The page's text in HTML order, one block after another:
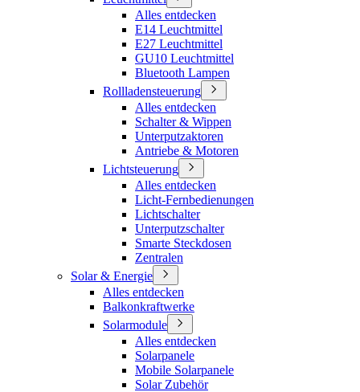
Alles entdecken
E14 Leuchtmittel
E27 Leuchtmittel
GU10 Leuchtmittel
Bluetooth Lampen
Rollladensteuerung
Alles entdecken
Schalter & Wippen
Unterputzaktoren
Antriebe & Motoren
Lichtsteuerung
Alles entdecken
Licht-Fernbedienungen
Lichtschalter
Unterputzschalter
Smarte Steckdosen
Zentralen
Solar & Energie
Alles entdecken
Balkonkraftwerke
Solarmodule
Alles entdecken
Solarpanele
Mobile Solarpanele
Solar Zubehör